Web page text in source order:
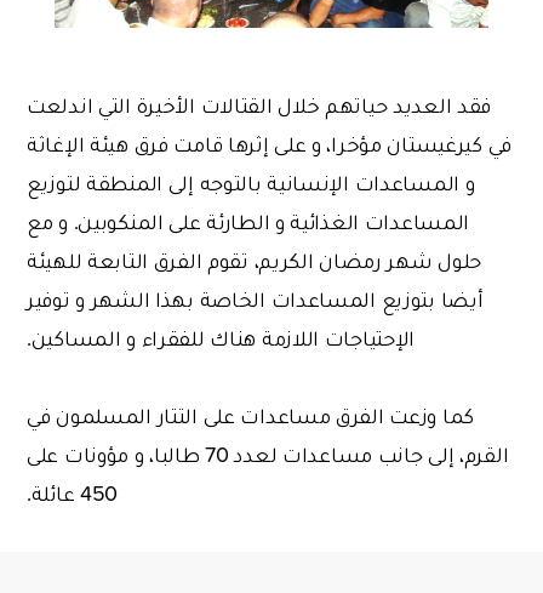
فقد العديد حياتهم خلال القتالات الأخيرة التي اندلعت
في كيرغيستان مؤخرا، و على إثرها قامت فرق هيئة الإغاثة
و المساعدات الإنسانية بالتوجه إلى المنطقة لتوزيع
المساعدات الغذائية و الطارئة على المنكوبين. و مع
حلول شهر رمضان الكريم، تقوم الفرق التابعة للهيئة
أيضا بتوزيع المساعدات الخاصة بهذا الشهر و توفير
الإحتياجات اللازمة هناك للفقراء و المساكين.
كما وزعت الفرق مساعدات على التتار المسلمون في
القرم، إلى جانب مساعدات لعدد 70 طالبا، و مؤونات على
450 عائلة.